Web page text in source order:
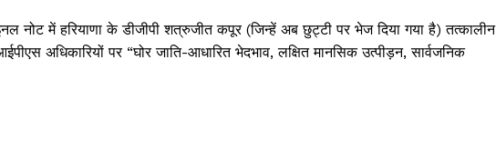
SUBSCRIBE NOW
में हरियाणा के डीजीपी शत्रुजीत कपूर (जिन्हें अब छुट्टी पर भेज दिया गया है) तत्कालीन
अधिकारियों पर “घोर जाति-आधारित भेदभाव, लक्षित मानसिक उत्पीड़न, सार्वजनिक